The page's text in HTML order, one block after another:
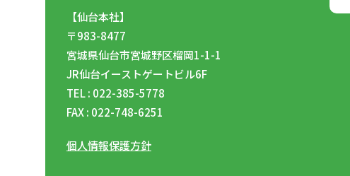
【仙台本社】
〒983-8477
宮城県仙台市宮城野区榴岡1-1-1
JR仙台イーストゲートビル6F
TEL : 022-385-5778
FAX : 022-748-6251
個人情報保護方針